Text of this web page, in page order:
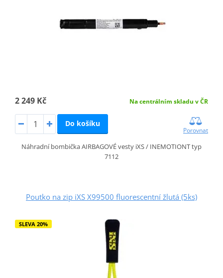
2 249 Kč Na centrálním skladu v ČR
Do košíku
Porovnat
Náhradní bombička AIRBAGOVÉ vesty iXS / INEMOTIONT typ
7112
Poutko na zip iXS X99500 fluorescentní žlutá (5ks)
SLEVA 20%